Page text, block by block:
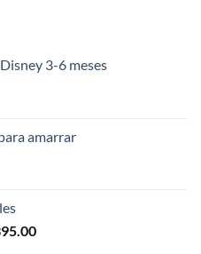
3-6 meses
amarrar
El